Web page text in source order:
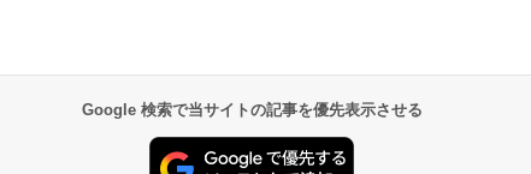
Google 検索で当サイトの記事を優先表示させる